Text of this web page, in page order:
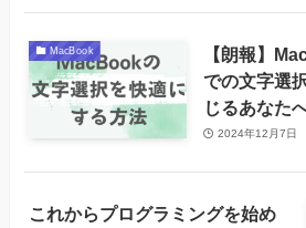
MacBook
【朗報】
での文字選
じるあなた
2024年12月7日
これからプログラミングを始め